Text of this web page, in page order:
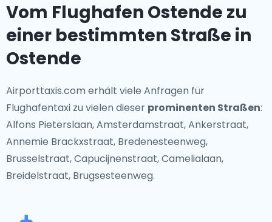
Vom Flughafen Ostende zu
einer bestimmten Straße in
Ostende
Airporttaxis.com erhält viele Anfragen für
Flughafentaxi zu vielen dieser prominenten Straßen:
Alfons Pieterslaan, Amsterdamstraat, Ankerstraat,
Annemie Brackxstraat, Bredenesteenweg,
Brusselstraat, Capucijnenstraat, Camelialaan,
Breidelstraat, Brugsesteenweg.